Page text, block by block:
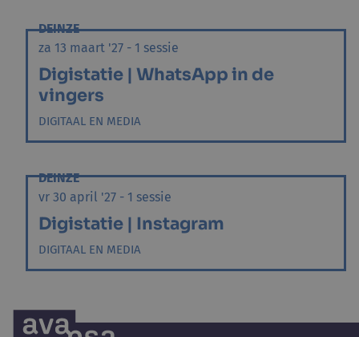
DEINZE
za 13 maart '27 - 1 sessie
Digistatie | WhatsApp in de
vingers
DIGITAAL EN MEDIA
DEINZE
vr 30 april '27 - 1 sessie
Digistatie | Instagram
DIGITAAL EN MEDIA